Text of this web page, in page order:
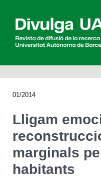
Agenda
01/2014
Lligam
marginals
habitants